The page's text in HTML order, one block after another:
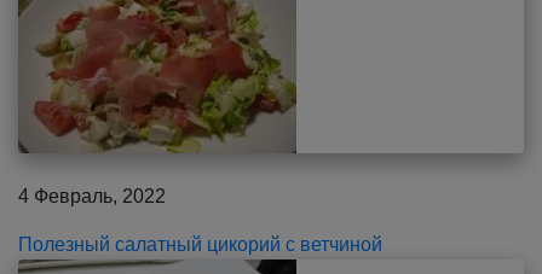
4 Февраль, 2022
Полезный салатный цикорий с ветчиной